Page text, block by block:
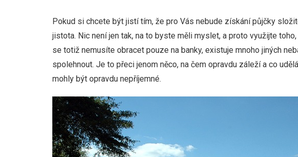
Pokud si chcete být jistí tím, že pro Vás nebude získání půjčky
jistota. Nic není jen tak, na to byste měli myslet, a proto využijte
se totiž nemusíte obracet pouze na banky, existuje mnoho jiných
spolehnout. Je to přeci jenom něco, na čem opravdu záleží a co
mohly být opravdu nepříjemné.